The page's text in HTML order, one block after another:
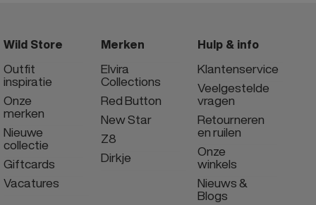
Wild Store
Outfit
inspiratie
Onze
merken
Nieuwe
collectie
Giftcards
Vacatures
Merken
Elvira
Collections
Red Button
New Star
Z8
Dirkje
Hulp & info
Klantenservice
Veelgestelde
vragen
Retourneren
en ruilen
Onze
winkels
Nieuws &
Blogs